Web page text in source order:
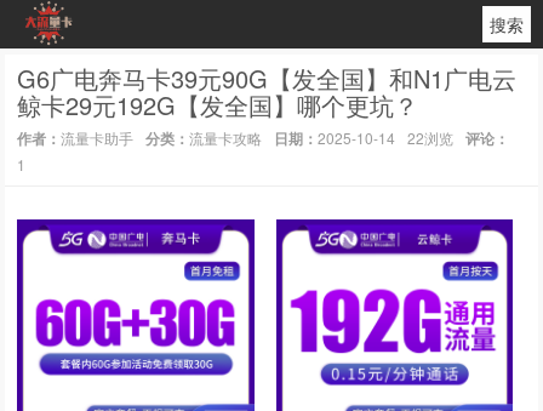
搜索
G6广电奔马卡39元90G【发全国】和N1广电云
鲸卡29元192G【发全国】哪个更坑？
作者：流量卡助手 分类：流量卡攻略 日期：2025-10-14 22浏览 评论：
1